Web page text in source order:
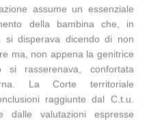
assume un essenziale
della bambina che, in
si disperava dicendo di non
ma, non appena la genitrice
si rasserenava, confortata
La Corte territoriale
raggiunte dal C.t.u.
dalle valutazioni espresse